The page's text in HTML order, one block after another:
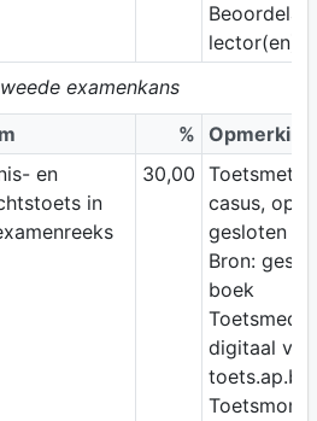
lector(en)
examenkans
% Opmerking
en
in
30,00
casus,
gesloten
Bron:
boek
digitaal via
toets.ap.be